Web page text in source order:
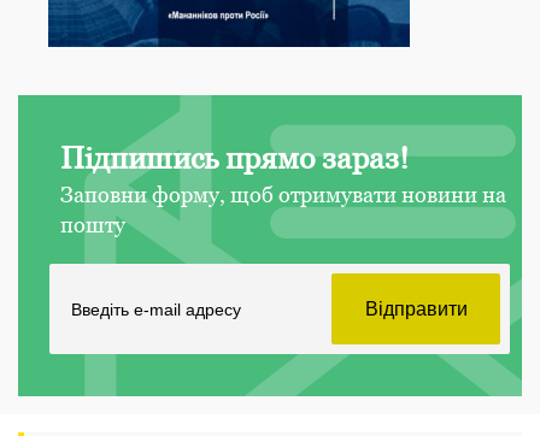
Підпишись прямо зараз!
Заповни форму, щоб отримувати новини на
пошту